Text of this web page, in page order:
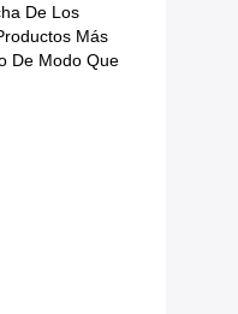
De Los
Más
De Modo Que